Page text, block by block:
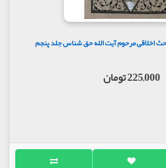
اخلاقی مرحوم آیت الله حق شناس جلد پنجم
225,000 تومان